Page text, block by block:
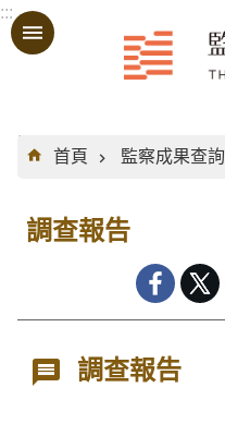
跳到主要內容區塊
:::
:::
首頁
監察成果查詢
調查報告
調查報告